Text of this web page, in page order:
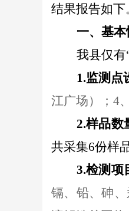
结果报告如下
一、基
我县仅有
1.监测点
江广场）；4
2.样品数
共采集6份样品
3.检测项
镉、铅、砷